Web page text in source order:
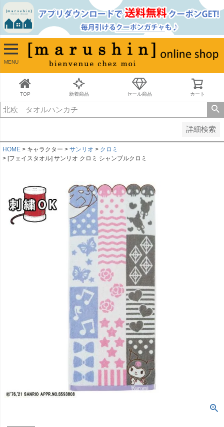
MENU
TOP 新着商品 セール商品 カート
詳細検索
並び順
新着順
古い順
価格が安い順
価格が高い順
キーワードヒット順
HOME キャラクター サンリオ
クロミ
[フェイスタオル] サンリオ クロミ シャンブルクロミ